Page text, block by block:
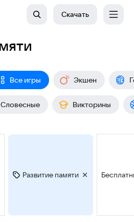
Скачать
Все игры Экшен
Словесные Викторины
Развитие памяти